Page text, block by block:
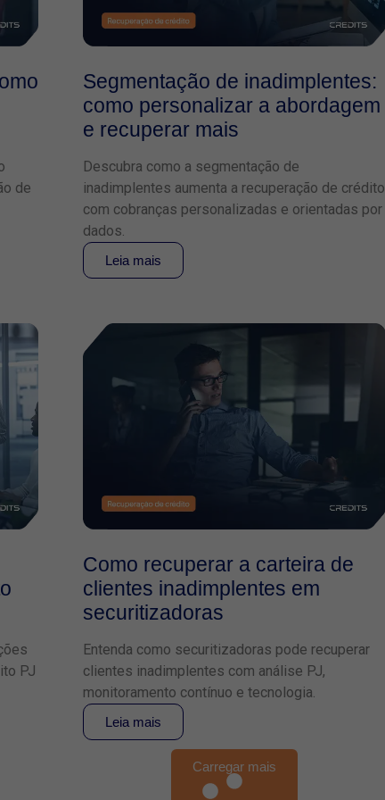
de
Segmentação de inadimplentes:
como personalizar a abordagem
e recuperar mais
Descubra como a segmentação de
inadimplentes aumenta a recuperação de crédito
com cobranças personalizadas e orientadas por
dados.
Leia mais
PJ
Como recuperar a carteira de
clientes inadimplentes em
securitizadoras
Entenda como securitizadoras pode recuperar
clientes inadimplentes com análise PJ,
monitoramento contínuo e tecnologia.
Leia mais
Carregar mais